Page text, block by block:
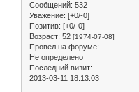
Сообщений: 532
Уважение: [+0/-0]
Позитив: [+0/-0]
Возраст: 52 [1974-07-08]
Провел на форуме:
Не определено
Последний визит:
2013-03-11 18:13:03